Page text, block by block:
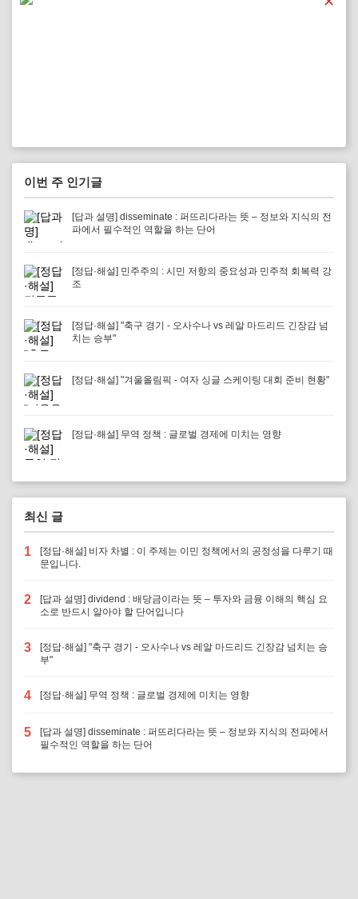
이번 주 인기글
[답과 설명] disseminate : 퍼뜨리다라는 뜻 – 정보와 지식의 전
파에서 필수적인 역할을 하는 단어
[정답·해설] 민주주의 : 시민 저항의 중요성과 민주적 회복력 강
조
[정답·해설] "축구 경기 - 오사수나 vs 레알 마드리드 긴장감 넘
치는 승부"
[정답·해설] "겨울올림픽 - 여자 싱글 스케이팅 대회 준비 현황"
[정답·해설] 무역 정책 : 글로벌 경제에 미치는 영향
최신 글
1
[정답·해설] 비자 차별 : 이 주제는 이민 정책에서의 공정성을 다루기 때
문입니다.
2
[답과 설명] dividend : 배당금이라는 뜻 – 투자와 금융 이해의 핵심 요
소로 반드시 알아야 할 단어입니다
3
[정답·해설] "축구 경기 - 오사수나 vs 레알 마드리드 긴장감 넘치는 승
부"
4 [정답·해설] 무역 정책 : 글로벌 경제에 미치는 영향
5
[답과 설명] disseminate : 퍼뜨리다라는 뜻 – 정보와 지식의 전파에서
필수적인 역할을 하는 단어